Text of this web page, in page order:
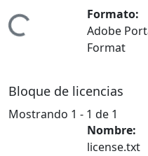
Formato:
Adobe
Format
Bloque de licencias
Mostrando 1 - 1 de 1
Nombre:
license.txt